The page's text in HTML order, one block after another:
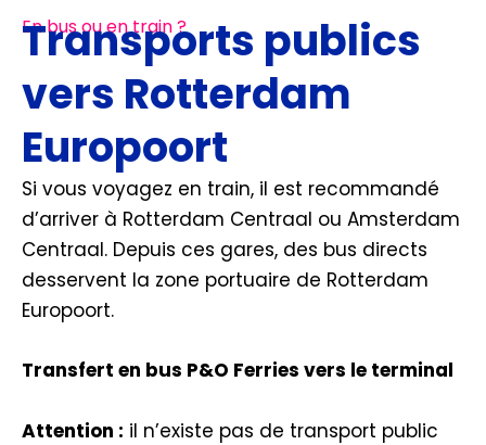
En bus ou en train ?
Transports publics
vers Rotterdam
Europoort
Si vous voyagez en train, il est recommandé
d’arriver à Rotterdam Centraal ou Amsterdam
Centraal. Depuis ces gares, des bus directs
desservent la zone portuaire de Rotterdam
Europoort.
Transfert en bus P&O Ferries vers le terminal
Attention : il n’existe pas de transport public